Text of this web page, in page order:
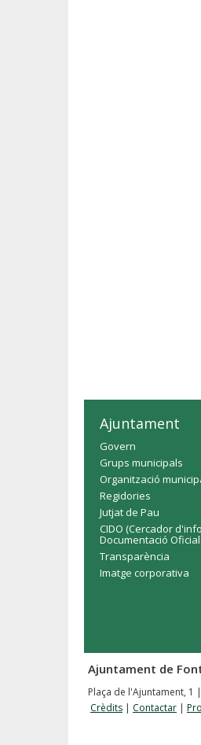
Ajuntament
Govern
Grups municipals
Organització
Regidories
Jutjat de Pau
CIDO (Cercador
Documentació
Transparència
Imatge corporativa
Ajuntament de
Plaça de l'Ajuntament, 1
Crèdits | Contactar |